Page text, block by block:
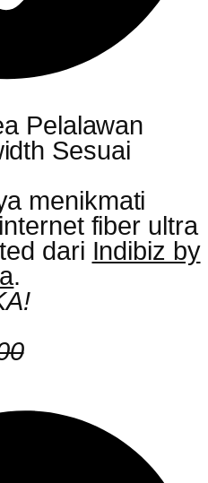
Pelalawan
Sesuai
menikmati
fiber ultra
dari Indibiz by
.